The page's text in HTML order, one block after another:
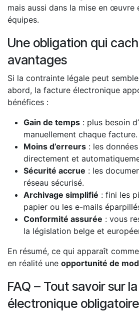
mais aussi dans la mise en œuvre
équipes.
Une obligation qui
avantages
Si la contrainte légale peut
abord, la facture électronique
bénéfices :
Gain de temps : plus besoin
manuellement chaque facture.
Moins d’erreurs : les
directement et
Sécurité accrue : les
réseau sécurisé.
Archivage simplifié : fini les
papier ou les e-mails
Conformité assurée : vous
la législation belge et
En résumé, ce qui apparaît
en réalité une opportunité de
FAQ – Tout savoir sur
électronique